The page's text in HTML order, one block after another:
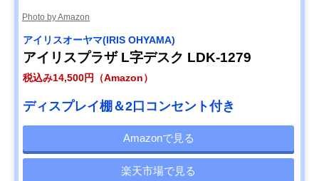
Photo by Amazon
‎アイリスオーヤマ(IRIS OHYAMA)
アイリスプラザ L字デスク LDK-1279
税込み14,500円（Amazon）
ディスプレイ棚＆2口コンセント付き
Amazonで見る
楽天市場で見る